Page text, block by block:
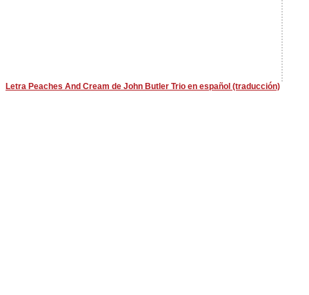
Letra Peaches And Cream de John Butler Trio en español (traducción)